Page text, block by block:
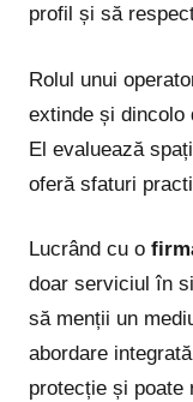
profil și să
Rolul unui
extinde și dincolo
El evaluează
oferă sfaturi
Lucrând cu o
doar serviciul în
să menții un
abordare
protecție și poate